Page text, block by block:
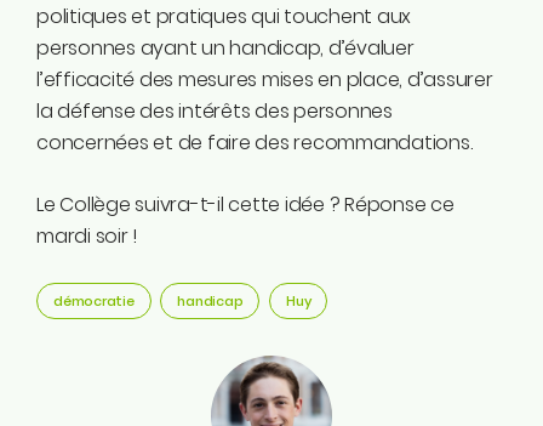
politiques et pratiques qui touchent aux
personnes ayant un handicap, d’évaluer
l’efficacité des mesures mises en place, d’assurer
la défense des intérêts des personnes
concernées et de faire des recommandations.
Le Collège suivra-t-il cette idée ? Réponse ce
mardi soir !
démocratie handicap Huy